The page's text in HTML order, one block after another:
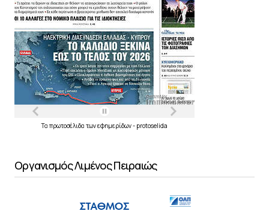
Τα πρωτοσέλιδα τωνεφημερίδων- protoselida
Οργανισμός Λιμένος Πειραιώς